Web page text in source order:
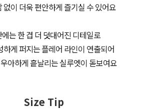
없이 더욱 편안하게 즐기실 수 있어요
는 한 겹 더 덧대어진 디테일로
하게 퍼지는 플레어 라인이 연출되어
아하게 흩날리는 실루엣이 돋보여요
Size Tip